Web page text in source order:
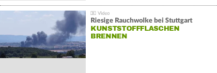
Riesige Rauchwolke bei Stuttgart
KUNSTSTOFFFLASCHEN
BRENNEN